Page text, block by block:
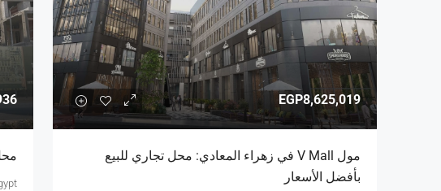
EGP8,625,019
مول V Mall في زهراء المعادي: محل تجاري للبيع
بأفضل الأسعار